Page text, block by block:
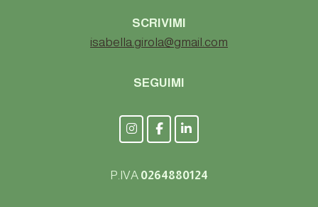
SCRIVIMI
isabella.girola@gmail.com
SEGUIMI
P.IVA 0264880124